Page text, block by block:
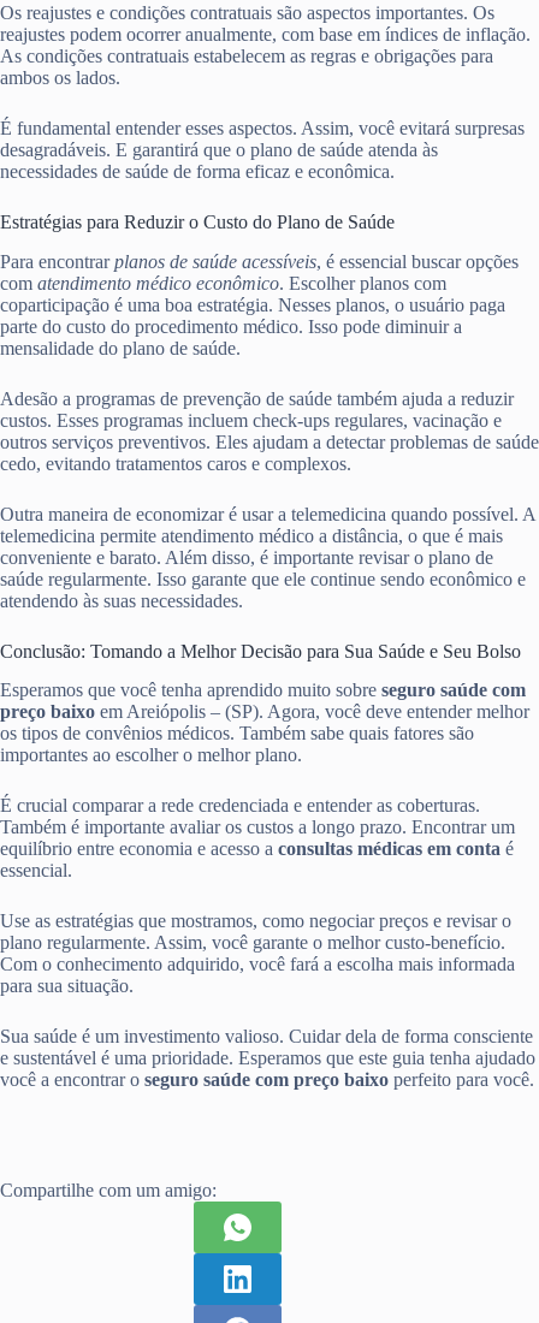
Os reajustes e condições contratuais são aspectos importantes. Os
reajustes podem ocorrer anualmente, com base em índices de inflação.
As condições contratuais estabelecem as regras e obrigações para
ambos os lados.
É fundamental entender esses aspectos. Assim, você evitará surpresas
desagradáveis. E garantirá que o plano de saúde atenda às
necessidades de saúde de forma eficaz e econômica.
Estratégias para Reduzir o Custo do Plano de Saúde
Para encontrarplanos de saúde acessíveis, é essencial buscar opções
com atendimento médico econômico. Escolher planos com
coparticipação é uma boa estratégia. Nesses planos, o usuário paga
parte do custo do procedimento médico. Isso pode diminuir a
mensalidade do plano de saúde.
Adesão a programas de prevenção de saúde também ajuda a reduzir
custos. Esses programas incluem check-ups regulares, vacinação e
outros serviços preventivos. Eles ajudam a detectar problemas de saúde
cedo, evitando tratamentos caros e complexos.
Outra maneira de economizar é usar a telemedicina quando possível. A
telemedicina permite atendimento médico a distância, o que é mais
conveniente e barato. Além disso, é importante revisar o plano de
saúde regularmente. Isso garante que ele continue sendo econômico e
atendendo às suas necessidades.
Conclusão: Tomando a Melhor Decisão para Sua Saúde e Seu Bolso
Esperamos que você tenha aprendido muito sobre seguro saúde com
preço baixo em Areiópolis – (SP). Agora, você deve entender melhor
os tipos de convênios médicos. Também sabe quais fatores são
importantes ao escolher o melhor plano.
É crucial comparar a rede credenciada e entender as coberturas.
Também é importante avaliar os custos a longo prazo. Encontrar um
equilíbrio entre economia e acesso a consultas médicas em conta é
essencial.
Use as estratégias que mostramos, como negociar preços e revisar o
plano regularmente. Assim, você garante o melhor custo-benefício.
Com o conhecimento adquirido, você fará a escolha mais informada
para sua situação.
Sua saúde é um investimento valioso. Cuidar dela de forma consciente
e sustentável é uma prioridade. Esperamos que este guia tenha ajudado
você a encontrar o seguro saúde com preço baixo perfeito para você.
Compartilhe com um amigo: